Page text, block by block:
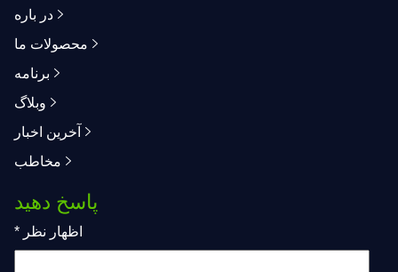
در باره
محصولات ما
برنامه
وبلاگ
آخرین اخبار
مخاطب
پاسخ دهید
اظهار نظر *